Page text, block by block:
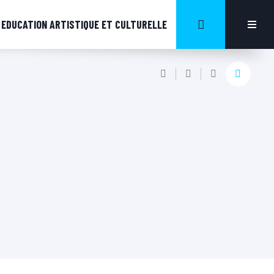
EDUCATION ARTISTIQUE ET CULTURELLE